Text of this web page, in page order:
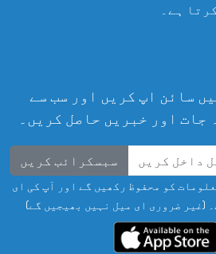
ہے۔
سائن اپ کریں اور سب سے
جات اور خبریں حاصل کریں۔
سبسکرائب کریں
کو محفوظ رکھیں گے اور آپ کی ای
(غیر ضروری ای میل نہیں بھیجیں گے)